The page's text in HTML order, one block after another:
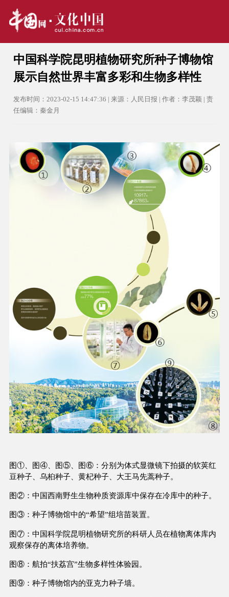
中国科学院昆明植物研究所种子博物馆
展示自然世界丰富多彩和生物多样性
发布时间：2023-02-15 14:47:36 | 来源：人民日报 | 作者：李茂颖 | 责
任编辑：秦金月
图①、图④、图⑤、图⑥：分别为体式显微镜下拍摄的软荚红
豆种子、乌桕种子、黄杞种子、大王马先蒿种子。
图②：中国西南野生生物种质资源库中保存在冷库中的种子。
图③：种子博物馆中的“希望”组培苗装置。
图⑦：中国科学院昆明植物研究所的科研人员在植物离体库内
观察保存的离体培养物。
图⑧：航拍“扶荔宫”生物多样性体验园。
图⑨：种子博物馆内的亚克力种子墙。